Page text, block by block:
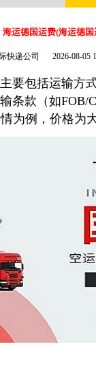
海运德国运费(海运德
快递公司 2026-08-05
要包括运输方
条款（如FOB/
为例，价格